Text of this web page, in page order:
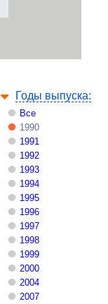
Годы выпуска:
Все
1990
1991
1992
1993
1994
1995
1996
1997
1998
1999
2000
2004
2007